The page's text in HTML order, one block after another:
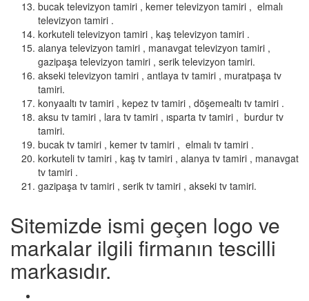
bucak televizyon tamiri , kemer televizyon tamiri , elmalı
televizyon tamiri .
korkuteli televizyon tamiri , kaş televizyon tamiri .
alanya televizyon tamiri , manavgat televizyon tamiri ,
gazipaşa televizyon tamiri , serik televizyon tamiri.
akseki televizyon tamiri , antlaya tv tamiri , muratpaşa tv
tamiri.
konyaaltı tv tamiri , kepez tv tamiri , döşemealtı tv tamiri .
aksu tv tamiri , lara tv tamiri , ısparta tv tamiri , burdur tv
tamiri.
bucak tv tamiri , kemer tv tamiri , elmalı tv tamiri .
korkuteli tv tamiri , kaş tv tamiri , alanya tv tamiri , manavgat
tv tamiri .
gazipaşa tv tamiri , serik tv tamiri , akseki tv tamiri.
Sitemizde ismi geçen logo ve
markalar ilgili firmanın tescilli
markasıdır.